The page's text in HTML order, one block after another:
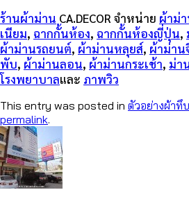
ร้านผ้าม่าน CA.DECOR จำหน่าย ผ้าม่
เนียม, ฉากกั้นห้อง, ฉากกั้นห้องญี่ปุ่น,
ผ้าม่านรถยนต์, ผ้าม่านหลุยส์, ผ้าม่าน
พับ, ผ้าม่านลอน, ผ้าม่านกระเช้า, ม่า
โรงพยาบาลและ ภาพวิว
This entry was posted in ตัวอย่างผ้าทึบ
permalink.